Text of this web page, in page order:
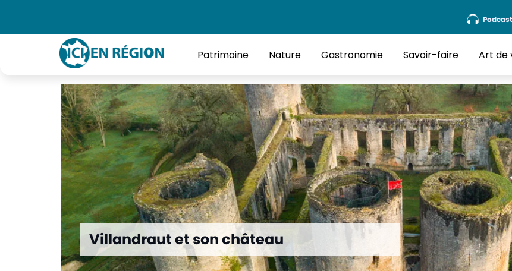
Patrimoine Nature Gastronomie Savoir-faire Art de
Villandraut et son château